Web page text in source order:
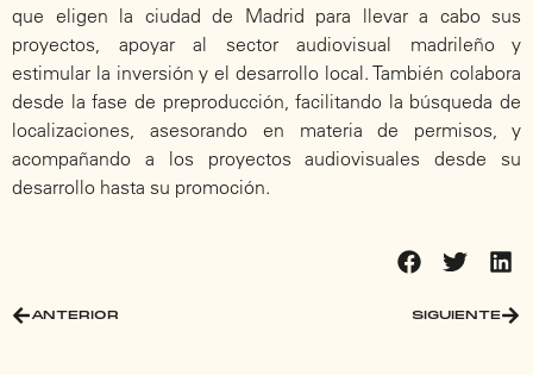
que eligen la ciudad de Madrid para llevar a cabo sus
proyectos, apoyar al sector audiovisual madrileño y
estimular la inversión y el desarrollo local. También colabora
desde la fase de preproducción, facilitando la búsqueda de
localizaciones, asesorando en materia de permisos, y
acompañando a los proyectos audiovisuales desde su
desarrollo hasta su promoción.
ANTERIOR SIGUIENTE